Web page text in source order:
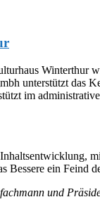
unterstützt das
im
Bessere ein Feind
und